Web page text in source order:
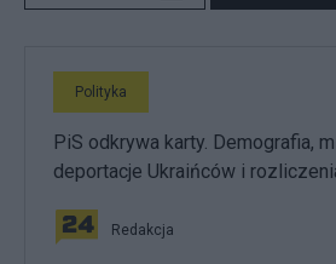
Polityka
PiS odkrywa karty. Demografia,
deportacje Ukraińców i
Redakcja